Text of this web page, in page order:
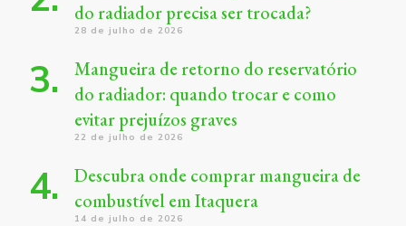
do radiador precisa ser trocada?
28 de julho de 2026
Mangueira de retorno do reservatório
do radiador: quando trocar e como
evitar prejuízos graves
22 de julho de 2026
Descubra onde comprar mangueira de
combustível em Itaquera
14 de julho de 2026